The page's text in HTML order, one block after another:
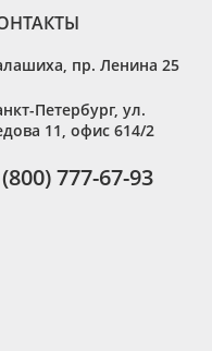
пр. Ленина 25
Петербург, ул.
11, офис 614/2
777-67-93